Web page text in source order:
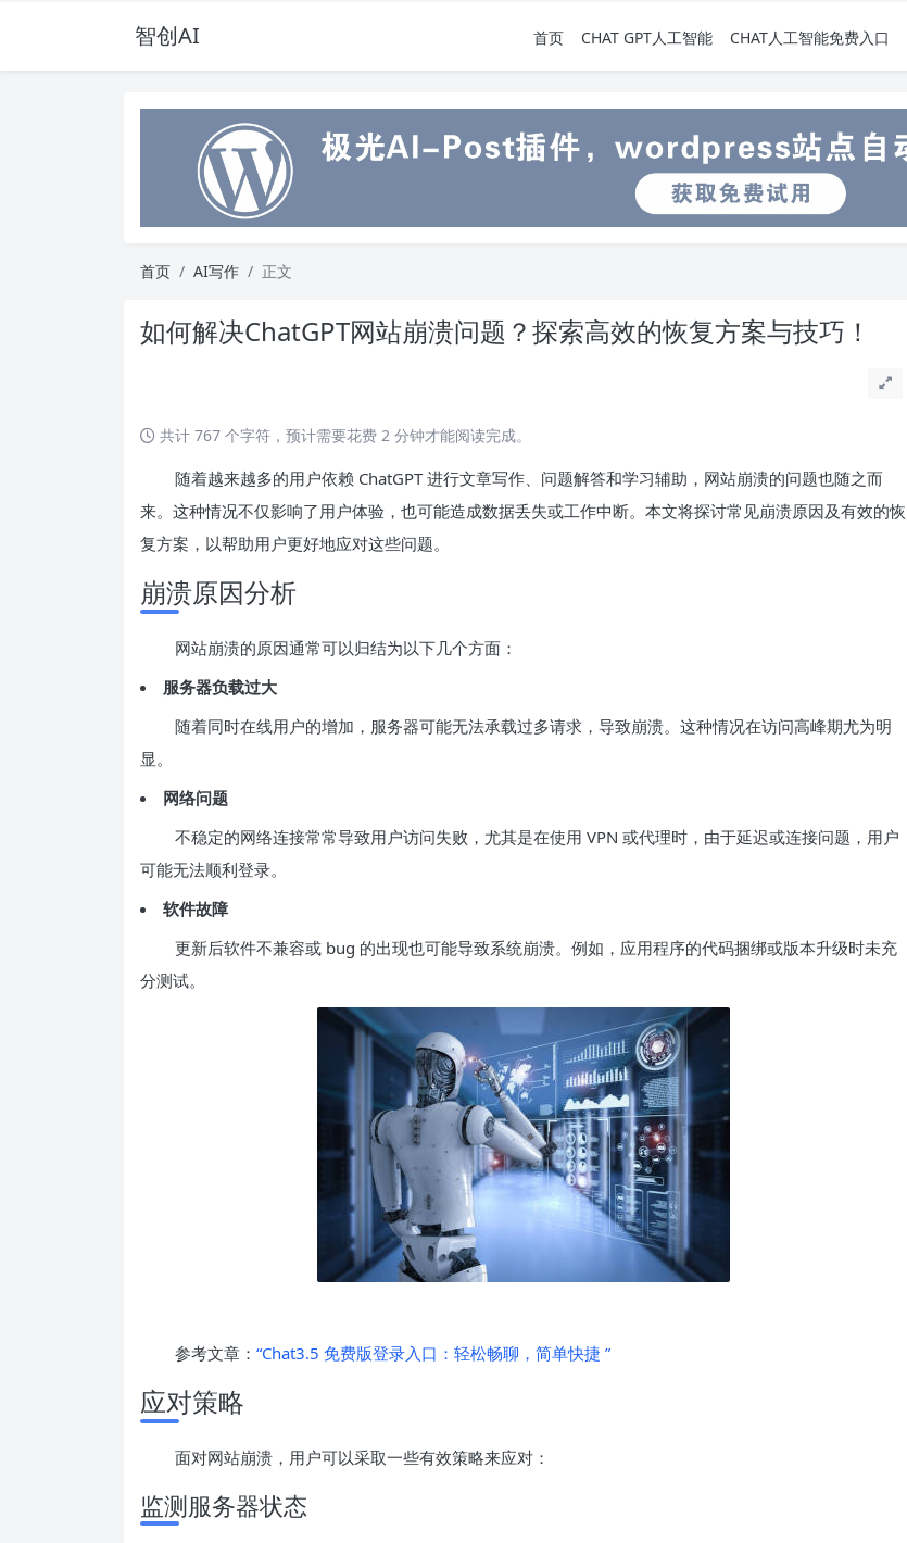
智创AI 首页 CHAT GPT人工智能 CHAT人工智能免费入口
首页 AI写作 正文
如何解决ChatGPT网站崩溃问题？探索高效的恢复方案与技巧！
共计 767 个字符，预计需要花费 2 分钟才能阅读完成。
随着越来越多的用户依赖 ChatGPT 进行文章写作、问题解答和学习辅助，网站崩溃的问题也随之而
来。这种情况不仅影响了用户体验，也可能造成数据丢失或工作中断。本文将探讨常见崩溃原因及有效的恢
复方案，以帮助用户更好地应对这些问题。
崩溃原因分析
网站崩溃的原因通常可以归结为以下几个方面：
服务器负载过大
随着同时在线用户的增加，服务器可能无法承载过多请求，导致崩溃。这种情况在访问高峰期尤为明
显。
网络问题
不稳定的网络连接常常导致用户访问失败，尤其是在使用 VPN 或代理时，由于延迟或连接问题，用户
可能无法顺利登录。
软件故障
更新后软件不兼容或 bug 的出现也可能导致系统崩溃。例如，应用程序的代码捆绑或版本升级时未充
分测试。
参考文章： “Chat3.5 免费版登录入口：轻松畅聊，简单快捷 ”
应对策略
面对网站崩溃，用户可以采取一些有效策略来应对：
监测服务器状态